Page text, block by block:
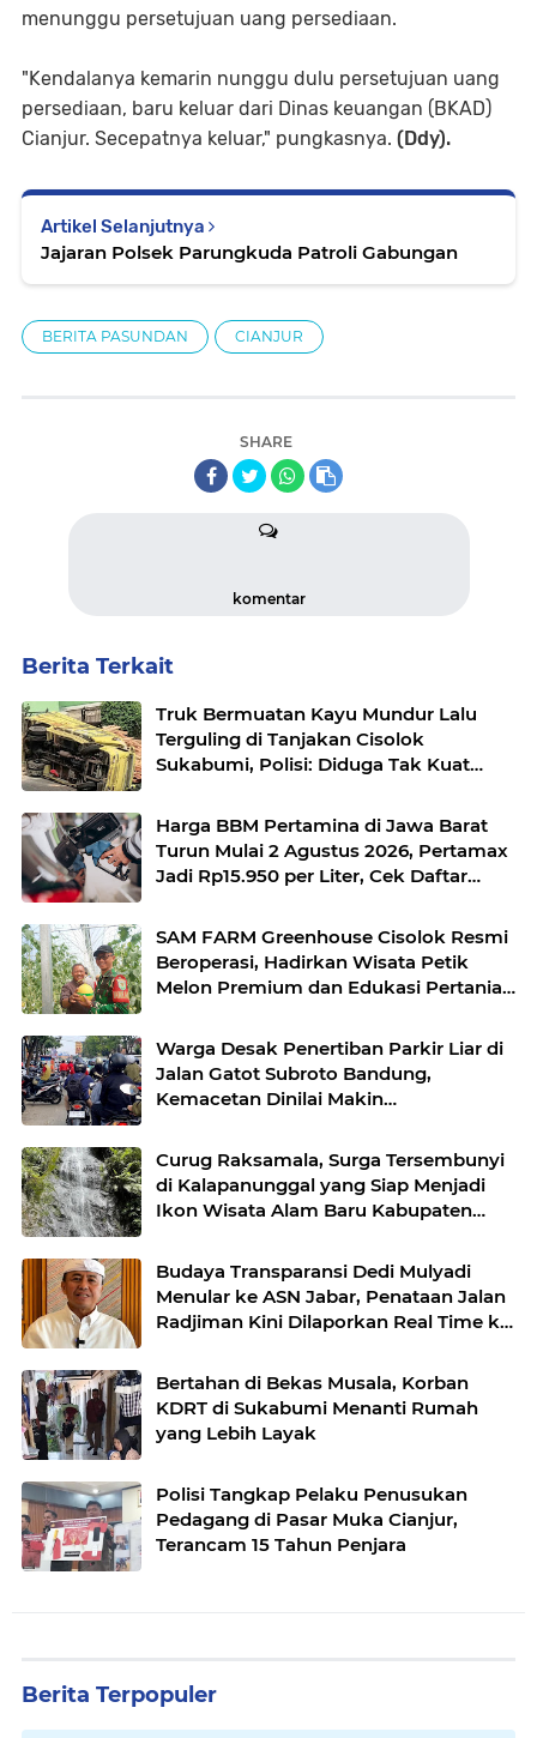
menunggu persetujuan uang persediaan.
"Kendalanya kemarin nunggu dulu persetujuan uang
persediaan, baru keluar dari Dinas keuangan (BKAD)
Cianjur. Secepatnya keluar," pungkasnya. (Ddy).
Artikel Selanjutnya
Jajaran Polsek Parungkuda Patroli Gabungan
BERITA PASUNDAN CIANJUR
SHARE
komentar
Berita Terkait
Truk Bermuatan Kayu Mundur Lalu
Terguling di Tanjakan Cisolok
Sukabumi, Polisi: Diduga Tak Kuat
Harga BBM Pertamina di Jawa Barat
Turun Mulai 2 Agustus 2026, Pertamax
Jadi Rp15.950 per Liter, Cek Daftar
SAM FARM Greenhouse Cisolok Resmi
Beroperasi, Hadirkan Wisata Petik
Melon Premium dan Edukasi Pertanian
Warga Desak Penertiban Parkir Liar di
Jalan Gatot Subroto Bandung,
Kemacetan Dinilai Makin
Curug Raksamala, Surga Tersembunyi
di Kalapanunggal yang Siap Menjadi
Ikon Wisata Alam Baru Kabupaten
Budaya Transparansi Dedi Mulyadi
Menular ke ASN Jabar, Penataan Jalan
Radjiman Kini Dilaporkan Real Time ke
Bertahan di Bekas Musala, Korban
KDRT di Sukabumi Menanti Rumah
yang Lebih Layak
Polisi Tangkap Pelaku Penusukan
Pedagang di Pasar Muka Cianjur,
Terancam 15 Tahun Penjara
Berita Terpopuler